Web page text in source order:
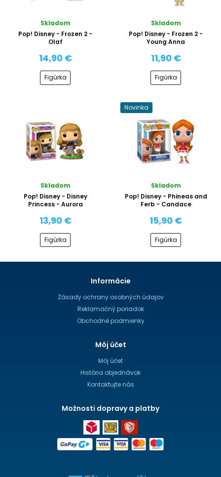
Skladom
Pop! Disney - Frozen 2 -
Olaf
14,90 €
Figúrka
Skladom
Pop! Disney - Frozen 2 -
Young Anna
11,90 €
Figúrka
Skladom
Pop! Disney - Disney
Princess - Aurora
13,90 €
Figúrka
Novinka
Skladom
Pop! Disney - Phineas and
Ferb - Candace
15,90 €
Figúrka
Informácie
Zásady ochrany osobných údajov
Reklamačný poriadok
Obchodné podmienky
Môj účet
Môj účet
História objednávok
Kontaktujte nás
Možnosti dopravy a platby